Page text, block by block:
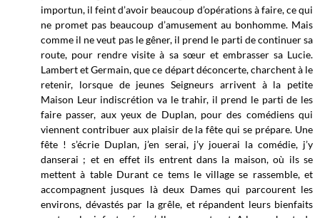
importun, il feint d’avoir beaucoup d’opérations à faire, ce qui
ne promet pas beaucoup d’amusement au bonhomme. Mais
comme il ne veut pas le gêner, il prend le parti de continuer sa
route, pour rendre visite à sa sœur et embrasser sa Lucie.
Lambert et Germain, que ce départ déconcerte, charchent à le
retenir, lorsque de jeunes Seigneurs arrivent à la petite
Maison Leur indiscrétion va le trahir, il prend le parti de les
faire passer, aux yeux de Duplan, pour des comédiens qui
viennent contribuer aux plaisir de la fête qui se prépare. Une
fête ! s’écrie Duplan, j’en serai, j’y jouerai la comédie, j’y
danserai ; et en effet ils entrent dans la maison, où ils se
mettent à table Durant ce tems le village se rassemble, et
accompagnent jusques là deux Dames qui parcourent les
environs, dévastés par la grêle, et répandent leurs bienfaits